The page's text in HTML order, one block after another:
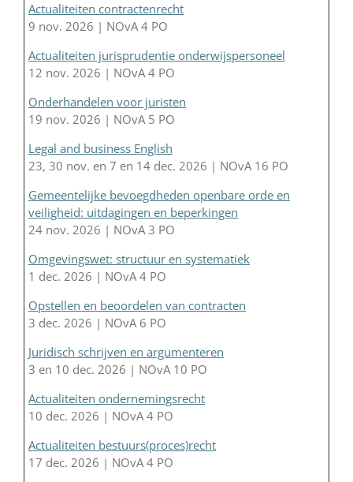
Actualiteiten contractenrecht
9 nov. 2026 | NOvA 4 PO
Actualiteiten jurisprudentie onderwijspersoneel
12 nov. 2026 | NOvA 4 PO
Onderhandelen voor juristen
19 nov. 2026 | NOvA 5 PO
Legal and business English
23, 30 nov. en 7 en 14 dec. 2026 | NOvA 16 PO
Gemeentelijke bevoegdheden openbare orde en
veiligheid: uitdagingen en beperkingen
24 nov. 2026 | NOvA 3 PO
Omgevingswet: structuur en systematiek
1 dec. 2026 | NOvA 4 PO
Opstellen en beoordelen van contracten
3 dec. 2026 | NOvA 6 PO
Juridisch schrijven en argumenteren
3 en 10 dec. 2026 | NOvA 10 PO
Actualiteiten ondernemingsrecht
10 dec. 2026 | NOvA 4 PO
Actualiteiten bestuurs(proces)recht
17 dec. 2026 | NOvA 4 PO